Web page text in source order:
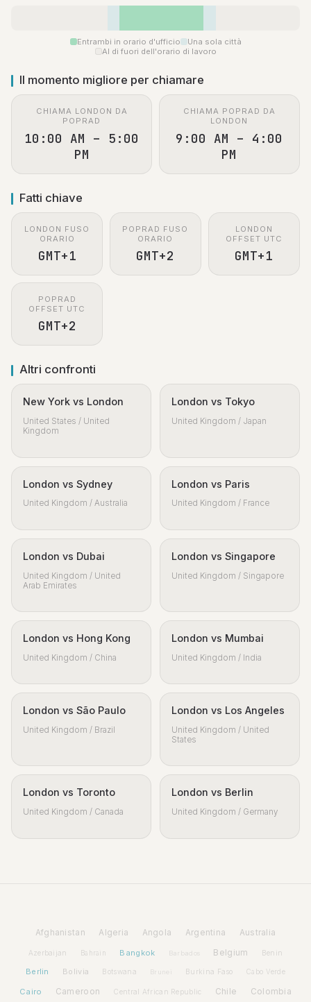
Entrambi in orario d'ufficio
Una sola città
Al di fuori dell'orario di lavoro
Il momento migliore per chiamare
CHIAMA LONDON DA
POPRAD
10:00 AM – 5:00
PM
CHIAMA POPRAD DA
LONDON
9:00 AM – 4:00
PM
Fatti chiave
LONDON FUSO
ORARIO
GMT+1
POPRAD FUSO
ORARIO
GMT+2
LONDON
OFFSET UTC
GMT+1
POPRAD
OFFSET UTC
GMT+2
Altri confronti
New York vs London
United States / United
Kingdom
London vs Tokyo
United Kingdom / Japan
London vs Sydney
United Kingdom / Australia
London vs Paris
United Kingdom / France
London vs Dubai
United Kingdom / United
Arab Emirates
London vs Singapore
United Kingdom / Singapore
London vs Hong Kong
United Kingdom / China
London vs Mumbai
United Kingdom / India
London vs São Paulo
United Kingdom / Brazil
London vs Los Angeles
United Kingdom / United
States
London vs Toronto
United Kingdom / Canada
London vs Berlin
United Kingdom / Germany
Afghanistan Algeria Angola Argentina Australia
Azerbaijan Bahrain Bangkok Barbados Belgium Benin
Berlin Bolivia Botswana Brunei Burkina Faso Cabo Verde
Cairo Cameroon Central African Republic Chile Colombia